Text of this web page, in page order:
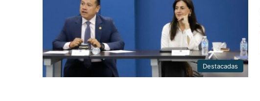
Destacadas